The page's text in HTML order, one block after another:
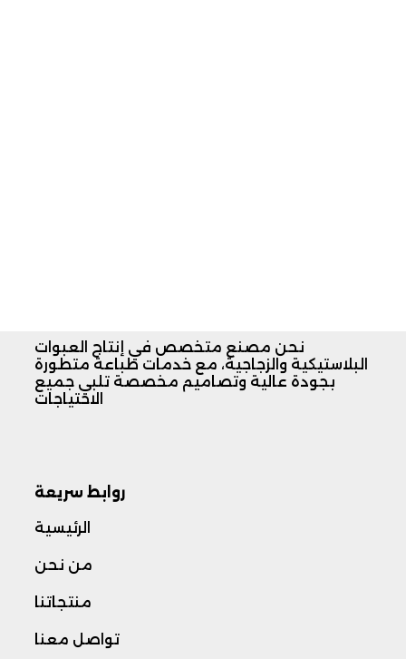
نحن مصنع متخصص في إنتاج العبوات
البلاستيكية والزجاجية، مع خدمات طباعة متطورة
بجودة عالية وتصاميم مخصصة تلبي جميع
الاحتياجات
روابط سريعة
الرئيسية
من نحن
منتجاتنا
تواصل معنا